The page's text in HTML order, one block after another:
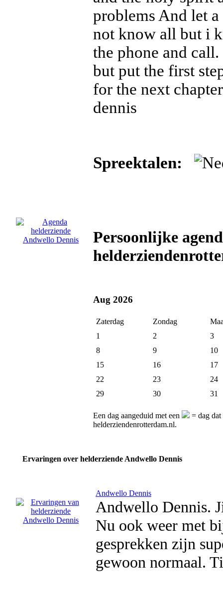
problems And let
not know all but i
the phone and
but put the first
for the next
dennis
Spreektalen:
Persoonlijke
Aug 2026
Zaterdag Zondag
1
2
3
8
9
10
15
16
17
22
23
24
29
30 31
Een dag aangeduid met een
= dag
helderziendenrotterdam.nl.
Ervaringen over helderziende Andwello Dennis
Andwello Dennis
Andwello Dennis.
Nu ook weer met
gesprekken zijn
gewoon normaal.